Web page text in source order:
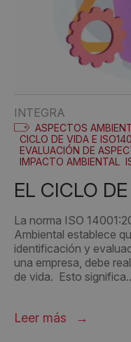
INTEGRA
ASPECTOS
CICLO DE VIDA E
EVALUACIÓN DE
IMPACTO AMBIENTAL
EL CICLO
La norma ISO
Ambiental establece
identificación y
una empresa, debe
de vida. Esto
Leer más